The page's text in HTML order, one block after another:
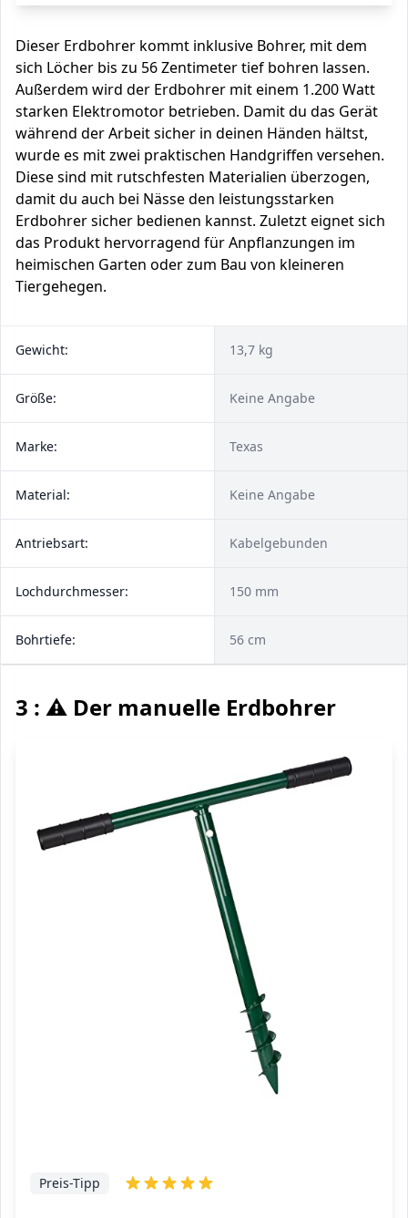
Dieser Erdbohrer kommt inklusive Bohrer, mit dem
sich Löcher bis zu 56 Zentimeter tief bohren lassen.
Außerdem wird der Erdbohrer mit einem 1.200 Watt
starken Elektromotor betrieben. Damit du das Gerät
während der Arbeit sicher in deinen Händen hältst,
wurde es mit zwei praktischen Handgriffen versehen.
Diese sind mit rutschfesten Materialien überzogen,
damit du auch bei Nässe den leistungsstarken
Erdbohrer sicher bedienen kannst. Zuletzt eignet sich
das Produkt hervorragend für Anpflanzungen im
heimischen Garten oder zum Bau von kleineren
Tiergehegen.
Gewicht: 13,7 kg
Größe: Keine Angabe
Marke: Texas
Material: Keine Angabe
Antriebsart: Kabelgebunden
Lochdurchmesser: 150 mm
Bohrtiefe: 56 cm
3 : ⚠️ Der manuelle Erdbohrer
Preis-Tipp